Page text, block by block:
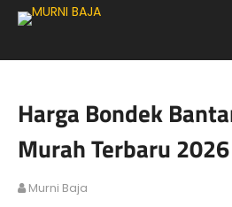
Harga Bondek
Murah Terbaru 2026
Murni Baja